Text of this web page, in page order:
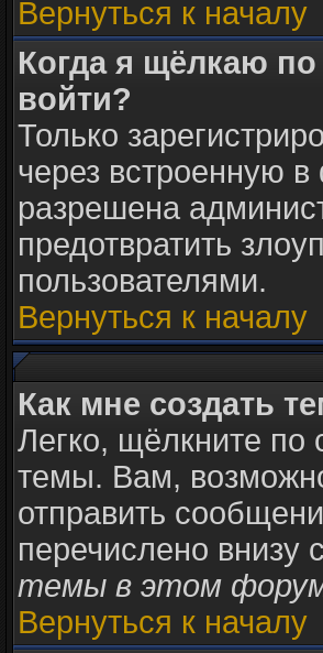
Вернуться к началу
Когда я щёлкаю
войти?
Только
через встроенную
разрешена
предотвратить
пользователями.
Вернуться к началу
Как мне создать
Легко, щёлкните по
темы. Вам,
отправить
перечислено
темы в этом
Вернуться к началу